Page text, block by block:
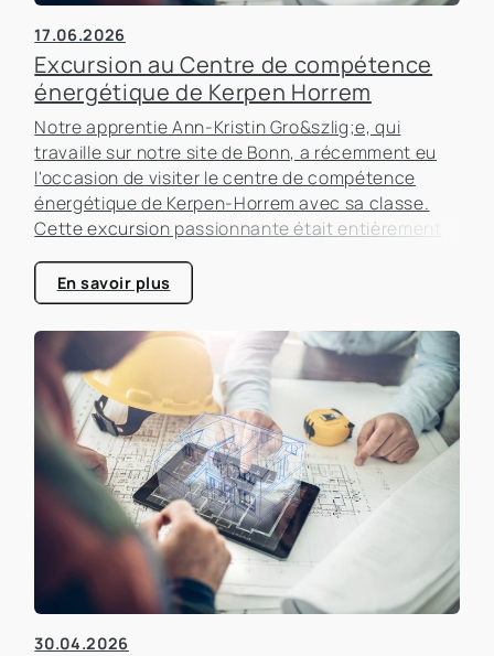
17.06.2026
Excursion au Centre de compétence
énergétique de Kerpen Horrem
Notre apprentie Ann-Kristin Gro&szlig;e, qui
travaille sur notre site de Bonn, a récemment eu
l'occasion de visiter le centre de compétence
énergétique de Kerpen-Horrem avec sa classe.
Cette excursion passionnante était entièrement
bâtiments, un sujet qui prend de plus en plus
d'importance dans le secteur immobilier.
En savoir plus
30.04.2026